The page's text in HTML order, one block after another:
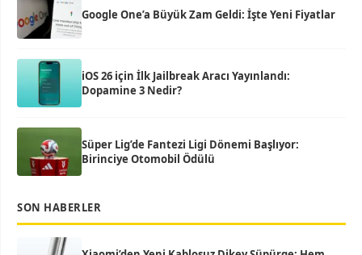
Google One’a Büyük Zam Geldi: İşte Yeni Fiyatlar
iOS 26 için İlk Jailbreak Aracı Yayınlandı:
Dopamine 3 Nedir?
Süper Lig’de Fantezi Ligi Dönemi Başlıyor:
Birinciye Otomobil Ödülü
SON HABERLER